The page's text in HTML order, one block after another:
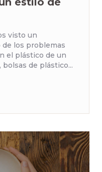
visto un
los problemas
el plástico de un
de plástico...